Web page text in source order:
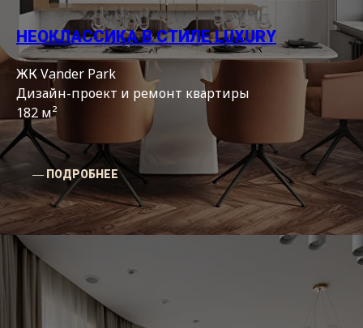
НЕОКЛАССИКА В СТИЛЕ LUXURY
ЖК Vander Park
Дизайн-проект и ремонт квартиры
182 м²
― ПОДРОБНЕЕ